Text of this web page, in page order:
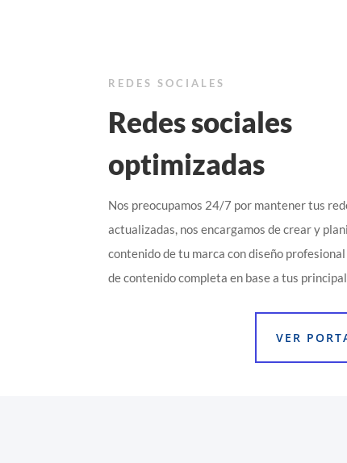
REDES SOCIALES
Redes sociales
optimizadas
Nos preocupamos 24/7 por mantener tus
actualizadas, nos encargamos de crear y
contenido de tu marca con diseño
de contenido completa en base a tus
VER